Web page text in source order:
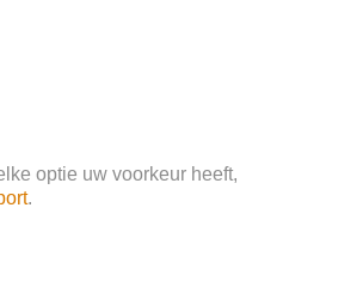
optie uw voorkeur heeft,
.